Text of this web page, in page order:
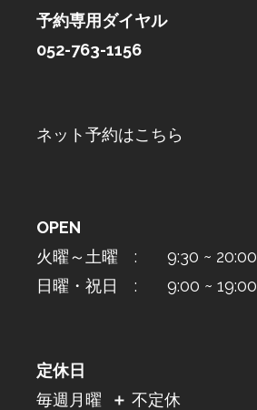
予約専用ダイヤル
052-763-1156
ネット予約はこちら
OPEN
火曜～土曜 : 9:30 ~ 20:00
日曜・祝日 : 9:00 ~ 19:00
定休日
毎週月曜
＋ 不定休